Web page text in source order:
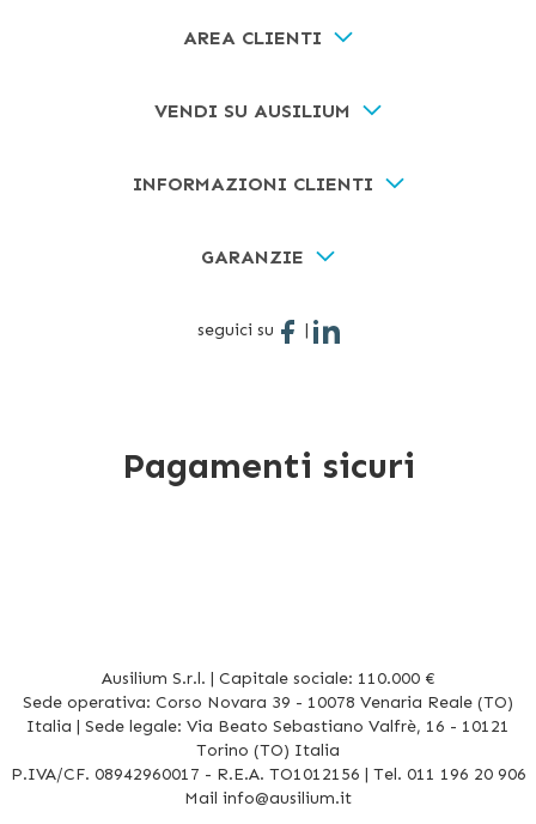
AREA CLIENTI
VENDI SU AUSILIUM
INFORMAZIONI CLIENTI
GARANZIE
seguici su |
Pagamenti sicuri
Ausilium S.r.l. | Capitale sociale: 110.000 €
Sede operativa: Corso Novara 39 - 10078 Venaria Reale (TO)
Italia | Sede legale: Via Beato Sebastiano Valfrè, 16 - 10121
Torino (TO) Italia
P.IVA/CF. 08942960017 - R.E.A. TO1012156 | Tel. 011 196 20 906
Mail info@ausilium.it